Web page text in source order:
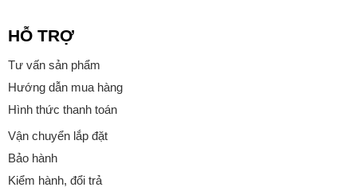
HỖ TRỢ
Tư vấn sản phẩm
Hướng dẫn mua hàng
Hình thức thanh toán
Vận chuyển lắp đặt
Bảo hành
Kiểm hành, đổi trả